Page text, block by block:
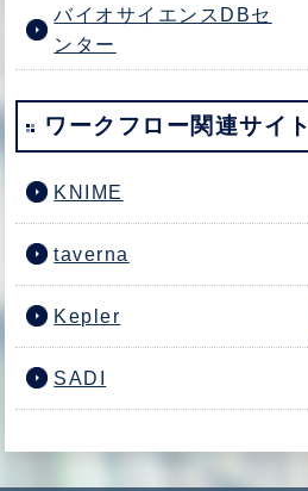
バイオサイエンスDBセ
ンター
ワークフロー関連サイト
KNIME
taverna
Kepler
SADI